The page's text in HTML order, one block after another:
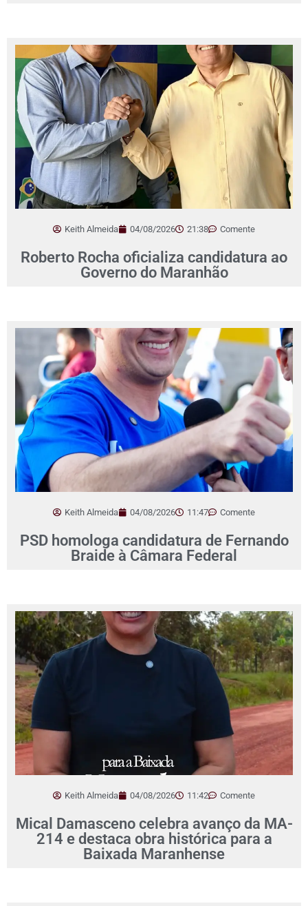
Keith Almeida 04/08/2026 21:38 Comente
Roberto Rocha oficializa candidatura ao
Governo do Maranhão
Keith Almeida 04/08/2026 11:47 Comente
PSD homologa candidatura de Fernando
Braide à Câmara Federal
Keith Almeida 04/08/2026 11:42 Comente
Mical Damasceno celebra avanço da MA-
214 e destaca obra histórica para a
Baixada Maranhense